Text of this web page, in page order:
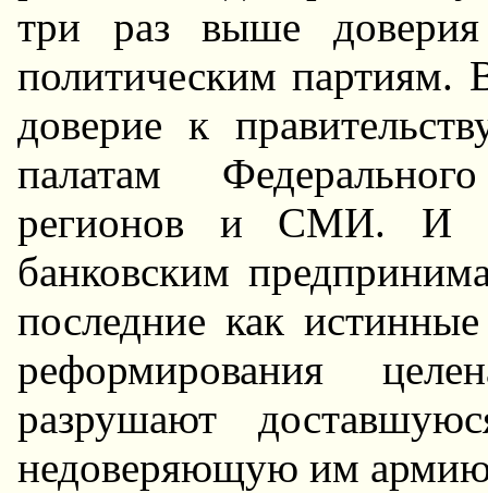
три раз выше
политическим партиям.
доверие к
палатам
регионов и СМИ. И
банковским
последние как
реформирования
разрушают
недоверяющую им